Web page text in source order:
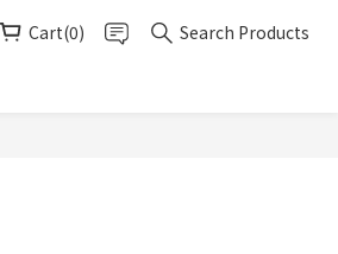
Cart(0)
Search Products